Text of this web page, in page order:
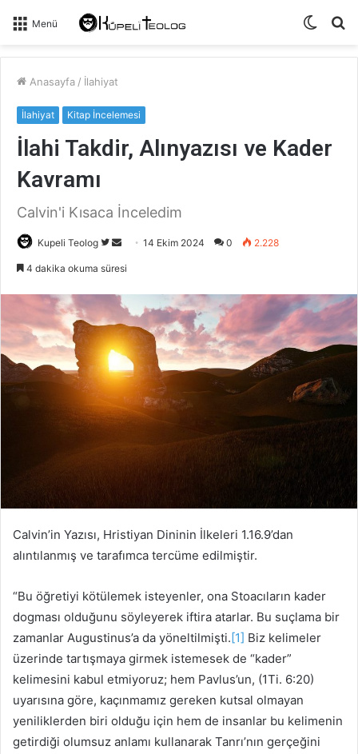
Menü
Dış
Anasayfa / İlahiyat
İlahiyat Kitap İncelemesi
İlahi Takdir, Alınyazısı ve Kader
Kavramı
Calvin'i Kısaca İnceledim
Kupeli Teolog
T
t
e
r
'
a
p
e
-
p
o
s
t
a
e
r
m
14 Ekim 2024 0 2.228
4 dakika okuma süresi
Calvin’in Yazısı, Hristiyan Dininin İlkeleri 1.16.9’dan
alıntılanmış ve tarafımca tercüme edilmiştir.
“Bu öğretiyi kötülemek isteyenler, ona Stoacıların kader
dogması olduğunu söyleyerek iftira atarlar. Bu suçlama bir
zamanlar Augustinus’a da yöneltilmişti. [1] Biz kelimeler
üzerinde tartışmaya girmek istemesek de “kader”
kelimesini kabul etmiyoruz; hem Pavlus’un, (1Ti. 6:20)
uyarısına göre, kaçınmamız gereken kutsal olmayan
yeniliklerden biri olduğu için hem de insanlar bu kelimenin
getirdiği olumsuz anlamı kullanarak Tanrı’nın gerçeğini